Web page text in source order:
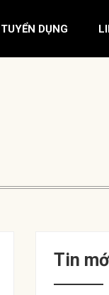
TUYỂN DỤNG
Tin